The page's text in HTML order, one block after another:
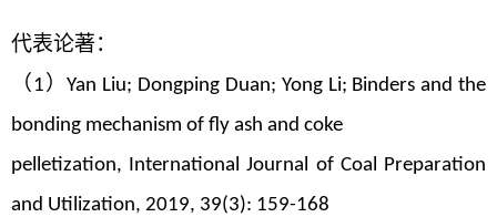
代表论著：
（ 1 ）Yan Liu; Dongping Duan; Yong Li; Binders and the
bonding mechanism of fly ash and coke
pelletization, International Journal of Coal Preparation
and Utilization, 2019, 39(3): 159-168